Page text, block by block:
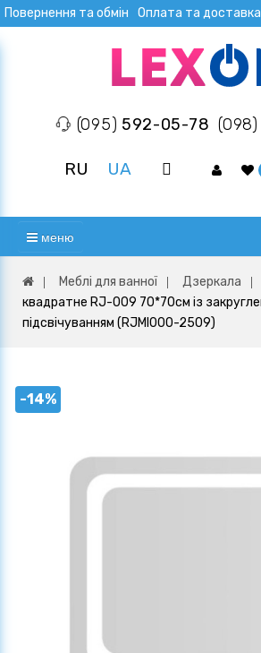
Повернення та обмін Оплата та доставка
(095) 592-05-78 (098)
RU UA
меню
Меблі для ванної Дзеркала
квадратне RJ-009 70*70см із
підсвічуванням (RJMI000-2509)
-14%